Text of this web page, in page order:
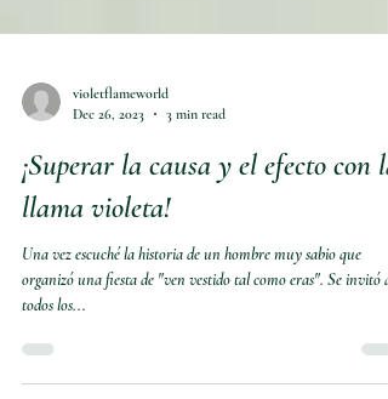
violetflameworld
Dec 26, 2023
3 min read
¡Superar la causa y el efecto con la
llama violeta!
Una vez escuché la historia de un hombre muy sabio que